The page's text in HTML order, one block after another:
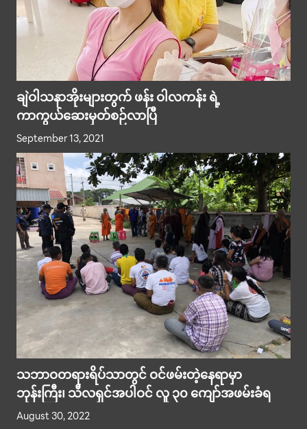
ချဲဝါသနာအိုးများတွက် ဖန်း ဝါလကန်း ရဲ့
ကာကွယ်ဆေးမှတ်စဉ်လာပြီ
September 13, 2021
သဘာဝတရားရိပ်သာတွင် ဝင်ဖမ်းတဲ့နေရာမှာ
ဘုန်းကြီး၊ သီလရှင်အပါဝင် လူ ၃၀ ကျော်အဖမ်းခံရ
August 30, 2022